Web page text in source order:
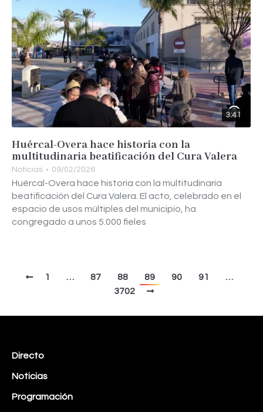
3:41
Huércal-Overa hace historia con la
multitudinaria beatificación del Cura Valera
Noticias 09/02/2026
Huércal-Overa hace historia con la multitudinaria
beatificación del Cura Valera. El acto, celebrado en el
espacio de usos múltiples del municipio, ha
congregado a unos 5.000 fieles
1 … 87 88 89 90 91
…
3702
Directo
Noticias
Programación